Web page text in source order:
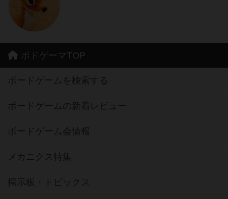
ボドゲーマTOP
ボードゲームを検索する
ボードゲームの新着レビュー
ボードゲーム会情報
メカニクス特集
掲示板・トピックス